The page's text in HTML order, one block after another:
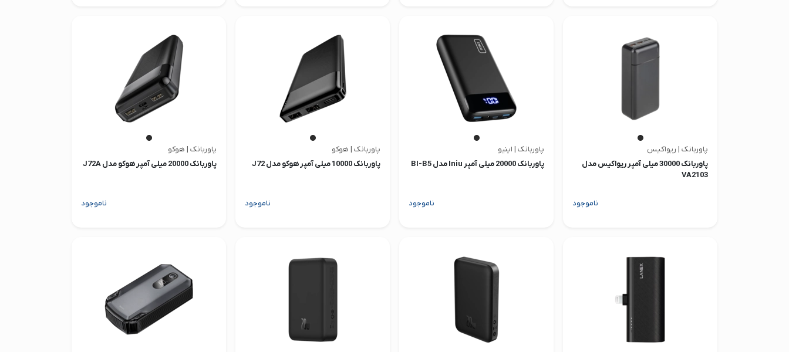
پاوربانک | ریواکیس
پاوربانک 30000 میلی آمپر ریواکیس مدل
VA2103
ناموجود
پاوربانک | اینیو
پاوربانک 20000 میلی آمپر Iniu مدل BI-B5
ناموجود
پاوربانک | هوکو
پاوربانک 10000 میلی آمپر هوکو مدل J72
ناموجود
پاوربانک | هوکو
پاوربانک 20000 میلی آمپر هوکو مدل J72A
ناموجود